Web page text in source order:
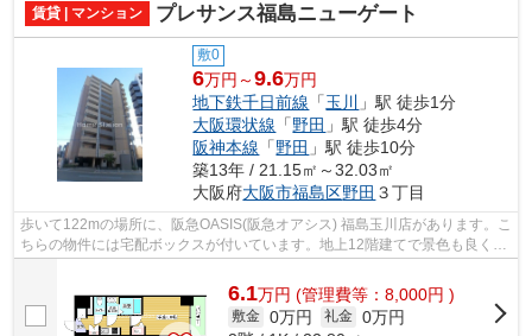
賃貸 | マンション プレサンス福島ニューゲート
敷0
6万円～9.6万円
地下鉄千日前線 「玉川
」駅 徒歩1分
大阪環状線 「野田 」駅 徒歩4分
阪神本線 「野田 」駅 徒歩10分
築13年 / 21.15㎡～32.03㎡
大阪府大阪市福島区野田 ３丁目
歩いて122mの場所に、阪急OASIS(阪急オアシス) 福島玉川店があります。こ
ちらの物件には宅配ボックスが付いています。地上12階建てで景色も良く、
6.1万円 (管理費等：8,000円 )
敷金 0万円 礼金 0万円